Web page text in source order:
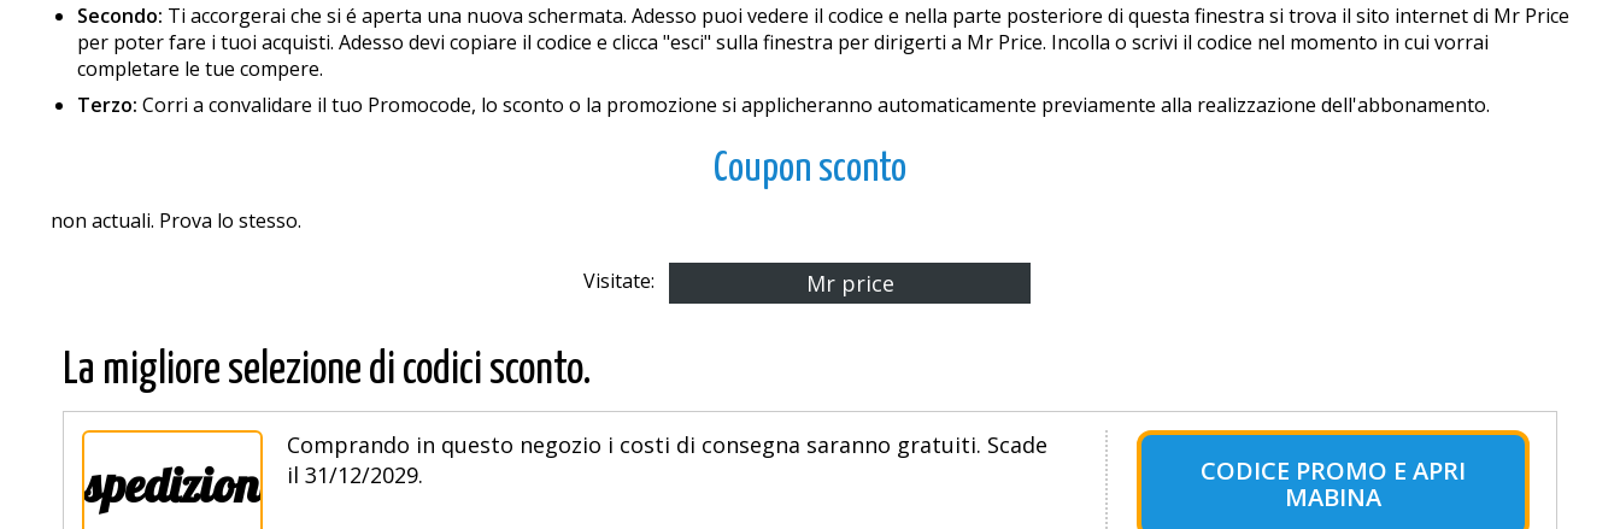
Secondo: Ti accorgerai che si é aperta una nuova schermata. Adesso puoi vedere il codice e nella parte posteriore di questa finestra si trova il sito internet di Mr Price
per poter fare i tuoi acquisti. Adesso devi copiare il codice e clicca "esci" sulla finestra per dirigerti a Mr Price. Incolla o scrivi il codice nel momento in cui vorrai
completare le tue compere.
Terzo: Corri a convalidare il tuo Promocode, lo sconto o la promozione si applicheranno automaticamente previamente alla realizzazione dell'abbonamento.
Coupon sconto
non actuali. Prova lo stesso.
Visitate: Mr price
La migliore selezione di codici sconto.
spedizione
Comprando in questo negozio i costi di consegna saranno gratuiti. Scade
il 31/12/2029.
CODICE PROMO E APRI
MABINA